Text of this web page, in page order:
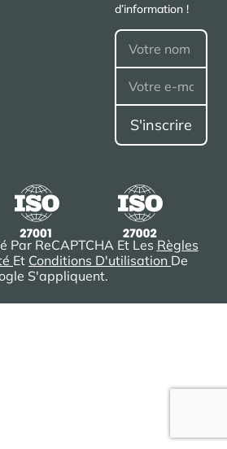
d’information !
Par ReCAPTCHA Et Les Règles
Et Conditions D'utilisation De
S'appliquent.